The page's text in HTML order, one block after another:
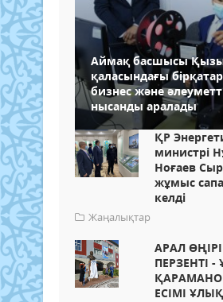
Аймақ басшысы
қаласындағы бірқатар
бизнес және
нысанды аралады
ҚР
министрі
Ноғаев Сыр
жұмыс
келді
Жаңалықтар
АРАЛ
ПЕРЗЕНТІ
ЕСІМІ